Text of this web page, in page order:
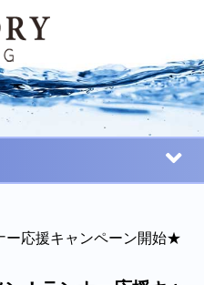
ー応援キャンペーン開始★